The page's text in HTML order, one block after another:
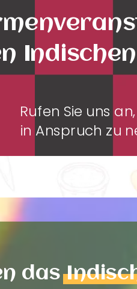
Rufen Sie uns
in Anspruch zu
das